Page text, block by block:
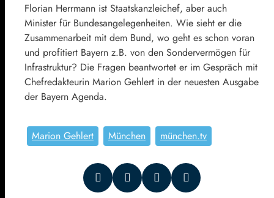
Florian Herrmann ist Staatskanzleichef, aber auch
Minister für Bundesangelegenheiten. Wie sieht er die
Zusammenarbeit mit dem Bund, wo geht es schon voran
und profitiert Bayern z.B. von den Sondervermögen für
Infrastruktur? Die Fragen beantwortet er im Gespräch mit
Chefredakteurin Marion Gehlert in der neuesten Ausgabe
der Bayern Agenda.
Marion Gehlert München münchen.tv